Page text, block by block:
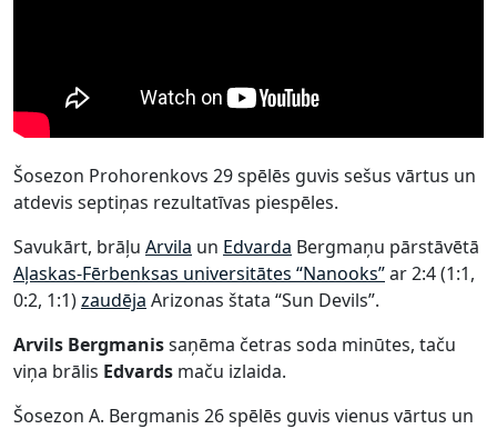
Šosezon Prohorenkovs 29 spēlēs guvis sešus vārtus un
atdevis septiņas rezultatīvas piespēles.
Savukārt, brāļu Arvila un Edvarda Bergmaņu pārstāvētā
Aļaskas-Fērbenksas universitātes “Nanooks”ar 2:4 (1:1,
0:2, 1:1)zaudēja Arizonas štata “Sun Devils”.
Arvils Bergmanissaņēma četras soda minūtes, taču
viņa brālis Edvards maču izlaida.
Šosezon A. Bergmanis 26 spēlēs guvis vienus vārtus un